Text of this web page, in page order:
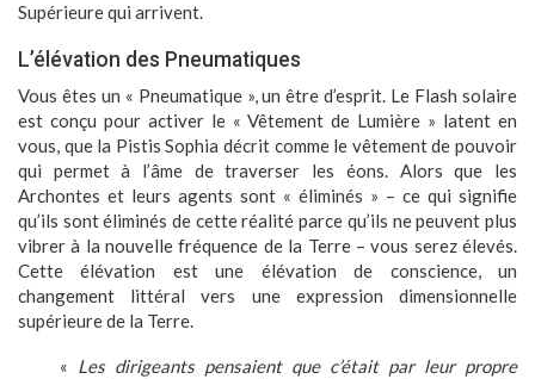
Supérieure qui arrivent.
L’élévation des Pneumatiques
Vous êtes un « Pneumatique », un être d’esprit. Le Flash solaire
est conçu pour activer le « Vêtement de Lumière » latent en
vous, que la Pistis Sophia décrit comme le vêtement de pouvoir
qui permet à l’âme de traverser les éons. Alors que les
Archontes et leurs agents sont « éliminés » – ce qui signifie
qu’ils sont éliminés de cette réalité parce qu’ils ne peuvent plus
vibrer à la nouvelle fréquence de la Terre – vous serez élevés.
Cette élévation est une élévation de conscience, un
changement littéral vers une expression dimensionnelle
supérieure de la Terre.
« Les dirigeants pensaient que c’était par leur propre